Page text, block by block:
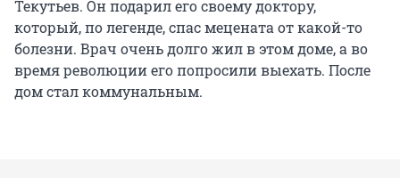
Текутьев. Он подарил его своему доктору,
который, по легенде, спас мецената от какой-то
болезни. Врач очень долго жил в этом доме, а во
время революции его попросили выехать. После
дом стал коммунальным.